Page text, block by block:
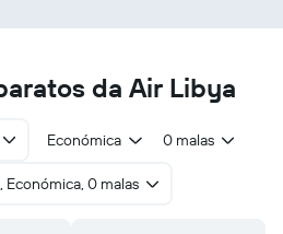
da Air Libya
Económica 0 malas
Económica, 0 malas